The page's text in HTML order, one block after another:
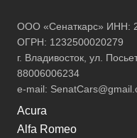
ООО «Сенаткарс» ИНН:
ОГРН: 1232500020279
г. Владивосток, ул.
88006006234
e-mail:
Acura
Alfa Romeo